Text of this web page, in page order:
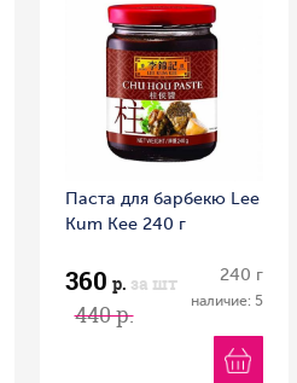
Паста для барбекю Lee
Kum Kee 240 г
360 р. за шт
440 р.
240 г
наличие: 5